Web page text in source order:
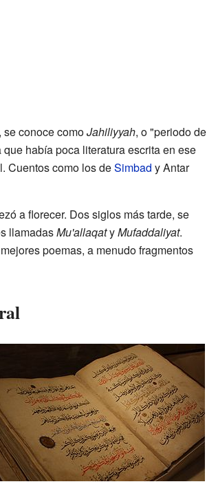
conoce comoJahiliyyah, o "periodo de
había poca literatura escrita en ese
Cuentos como los deSimbad y Antar
a florecer. Dos siglos más tarde, se
llamadasMu'allaqatyMufaddaliyat.
poemas, a menudo fragmentos